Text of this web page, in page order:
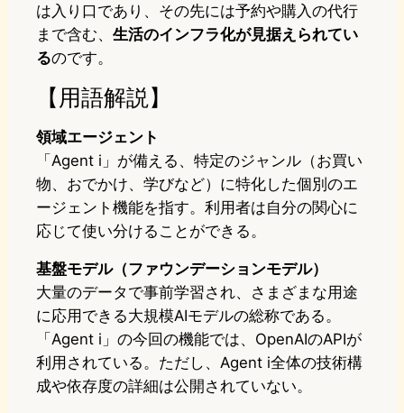
は入り口であり、その先には予約や購入の代行
まで含む、 生活のインフラ化が見据えられてい
るのです。
【用語解説】
領域エージェント
「Agent i」が備える、特定のジャンル（お買い
物、おでかけ、学びなど）に特化した個別のエ
ージェント機能を指す。利用者は自分の関心に
応じて使い分けることができる。
基盤モデル（ファウンデーションモデル）
大量のデータで事前学習され、さまざまな用途
に応用できる大規模AIモデルの総称である。
「Agent i」の今回の機能では、OpenAIのAPIが
利用されている。ただし、Agent i全体の技術構
成や依存度の詳細は公開されていない。